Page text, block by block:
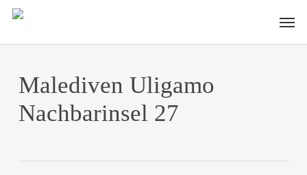
Skip
main
Malediven Uligamo
Nachbarinsel 27